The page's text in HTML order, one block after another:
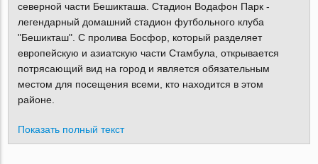
северной части Бешикташа. Стадион Водафон Парк -
легендарный домашний стадион футбольного клуба
"Бешикташ". С пролива Босфор, который разделяет
европейскую и азиатскую части Стамбула, открывается
потрясающий вид на город и является обязательным
местом для посещения всеми, кто находится в этом
районе.
Показать полный текст